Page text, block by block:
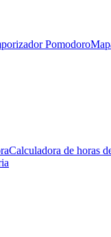
Pomodoro
Calculadora de horas